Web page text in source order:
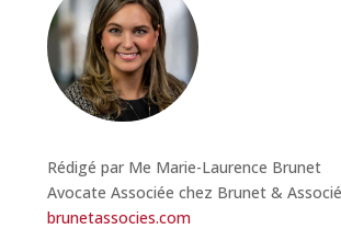
Rédigé par Me Marie-Laurence Brunet
Avocate Associée chez Brunet &
brunetassocies.com